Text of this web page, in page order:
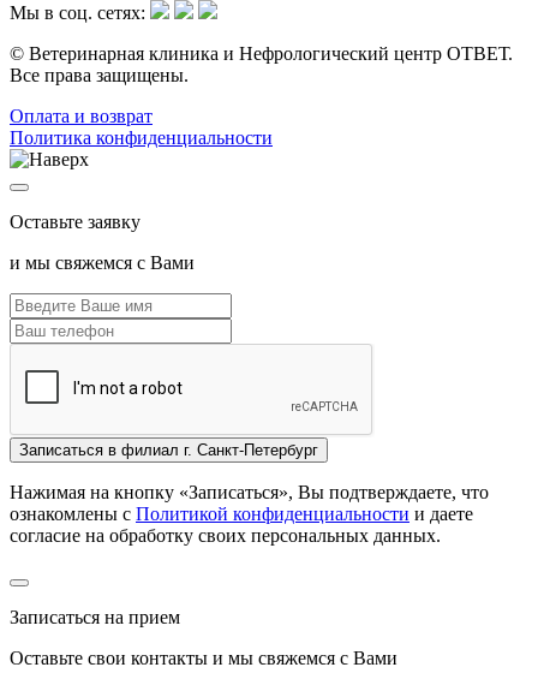
Мы в соц. сетях:
© Ветеринарная клиника и Нефрологический центр ОТВЕТ.
Все права защищены.
Oплата и возврат
Политика конфиденциальности
Оставьте заявку
и мы свяжемся с Вами
Записаться в филиал г. Санкт-Петербург
Нажимая на кнопку «Записаться», Вы подтверждаете, что
ознакомлены с Политикой конфиденциальности и даете
согласие на обработку своих персональных данных.
Записаться на прием
Оставьте свои контакты и мы свяжемся с Вами